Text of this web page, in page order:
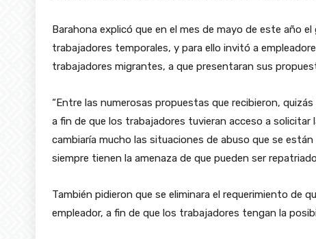
Barahona explicó que en el mes de mayo de este año
trabajadores temporales, y para ello invitó a
trabajadores migrantes, a que presentaran sus
“Entre las numerosas propuestas que recibieron,
a fin de que los trabajadores tuvieran acceso a
cambiaría mucho las situaciones de abuso que se
siempre tienen la amenaza de que pueden ser
También pidieron que se eliminara el requerimiento de
empleador, a fin de que los trabajadores tengan la